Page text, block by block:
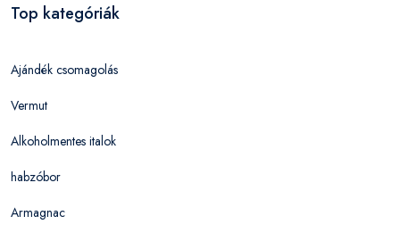
Top kategóriák
Ajándék csomagolás
Vermut
Alkoholmentes italok
habzóbor
Armagnac